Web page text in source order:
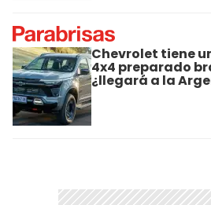
Chevrolet tiene
4x4 preparado
¿llegará a la